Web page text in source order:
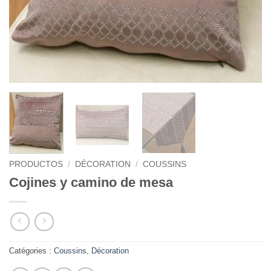
PRODUCTOS / DÉCORATION / COUSSINS
Cojines y camino de mesa
Catégories : Coussins Décoration